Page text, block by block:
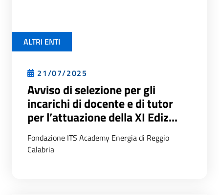
ALTRI ENTI
21/07/2025
Avviso di selezione per gli
incarichi di docente e di tutor
per l’attuazione della XI Ediz...
Fondazione ITS Academy Energia di Reggio
Calabria